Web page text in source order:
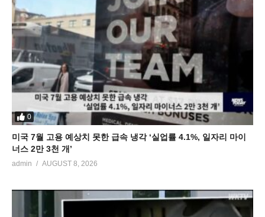
0
미국 7월 고용 예상치 못한 급속 냉각 ‘실업률 4.1%, 일자리 마이
너스 2만 3천 개’
admin AUGUST 8, 2026